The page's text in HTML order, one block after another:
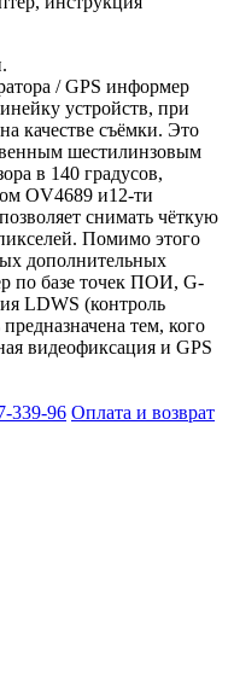
/ GPS информер
устройств, при
качестве съёмки. Это
шестилинзовым
в 140 градусов,
OV4689 и12-ти
снимать чёткую
Помимо этого
дополнительных
по базе точек ПОИ, G-
LDWS (контроль
тем, кого
видеофиксация и GPS
339-96 Оплата и возврат